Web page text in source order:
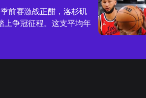
前赛激战正酣，洛杉矶
上争冠征程。这支平均年
老球队”，在哈登、伦纳
起最后的冲击。